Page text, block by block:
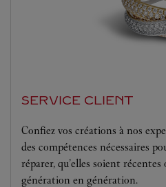
SERVICE CLIENT
Confiez vos créations à nos
des compétences nécessaires
réparer, qu’elles soient
génération en génération.